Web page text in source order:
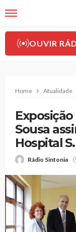
OUVIR
Home Atualidade
Sousa
Hospital
Rádio Sintonia